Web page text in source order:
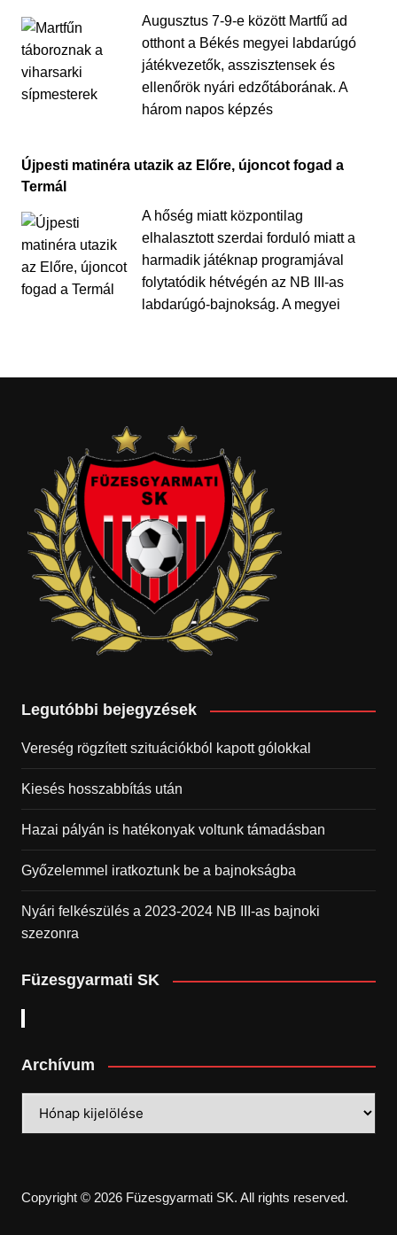
Augusztus 7-9-e között Martfű ad
otthont a Békés megyei labdarúgó
játékvezetők, asszisztensek és
ellenőrök nyári edzőtáborának. A
három napos képzés
Újpesti matinéra utazik az Előre, újoncot fogad a
Termál
A hőség miatt központilag
elhalasztott szerdai forduló miatt a
harmadik játéknap programjával
folytatódik hétvégén az NB III-as
labdarúgó-bajnokság. A megyei
Legutóbbi bejegyzések
Vereség rögzített szituációkból kapott gólokkal
Kiesés hosszabbítás után
Hazai pályán is hatékonyak voltunk támadásban
Győzelemmel iratkoztunk be a bajnokságba
Nyári felkészülés a 2023-2024 NB III-as bajnoki
szezonra
Füzesgyarmati SK
Archívum
Copyright © 2026 Füzesgyarmati SK. All rights reserved.